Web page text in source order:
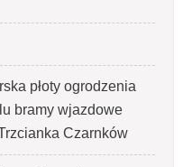
płoty ogrodzenia
bramy wjazdowe
Czarnków